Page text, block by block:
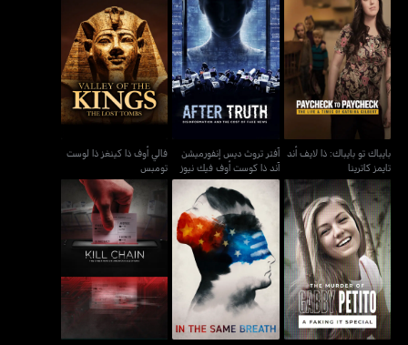
بايباك تو بايباك: ذا لايف أند
تايمز كاترينا
بايباك تو بايباك: ذا لايف أند
تايمز كاترينا
آفتر تروث ديس إنفورميشن
آند ذا كوست أوف فيك نيوز
آفتر تروث ديس إنفورميشن
آند ذا كوست أوف فيك نيوز
فالي أوف ذا كينغز ذا لوست
تومبس
فالي أوف ذا كينغز ذا لوست
تومبس
ذا ميردر أوف غابي بيتيتو:
أيه فيكنغ إت سبيشل
إن ذا سيم بريث
كيل تشين ذا سايبر وور أون
أميريكس إليكشن